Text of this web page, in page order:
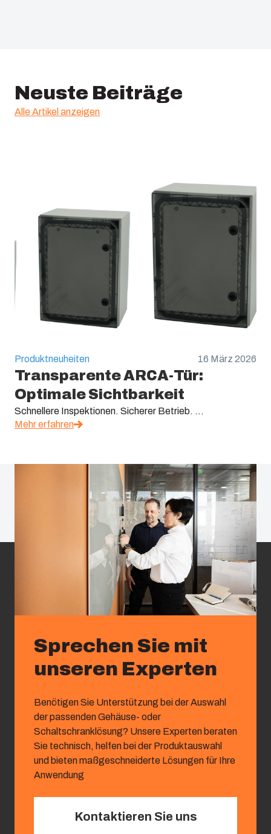
Neuste Beiträge
Alle Artikel anzeigen
Produktneuheiten 16 März 2026
Transparente ARCA-Tür:
Optimale Sichtbarkeit
Schnellere Inspektionen. Sicherer Betrieb. ...
Mehr erfahren
Sprechen Sie mit
unseren Experten
Benötigen Sie Unterstützung bei der Auswahl
der passenden Gehäuse- oder
Schaltschranklösung? Unsere Experten beraten
Sie technisch, helfen bei der Produktauswahl
und bieten maßgeschneiderte Lösungen für Ihre
Anwendung
Kontaktieren Sie uns